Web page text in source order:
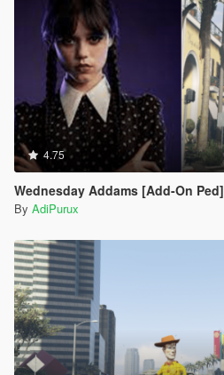
4.75
Wednesday Addams [Add-On Ped]
By AdiPurux